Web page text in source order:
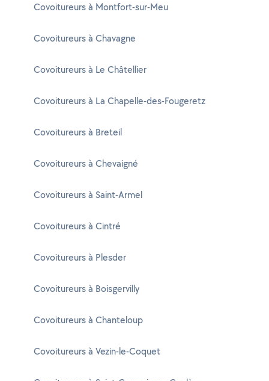
Covoitureurs à Montfort-sur-Meu
Covoitureurs à Chavagne
Covoitureurs à Le Châtellier
Covoitureurs à La Chapelle-des-Fougeretz
Covoitureurs à Breteil
Covoitureurs à Chevaigné
Covoitureurs à Saint-Armel
Covoitureurs à Cintré
Covoitureurs à Plesder
Covoitureurs à Boisgervilly
Covoitureurs à Chanteloup
Covoitureurs à Vezin-le-Coquet